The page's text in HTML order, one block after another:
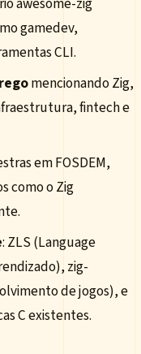
gamedev,
CLI.
mencionando Zig,
fintech e
em FOSDEM,
como o Zig
: ZLS (Language
zig-
de jogos), e
C existentes.